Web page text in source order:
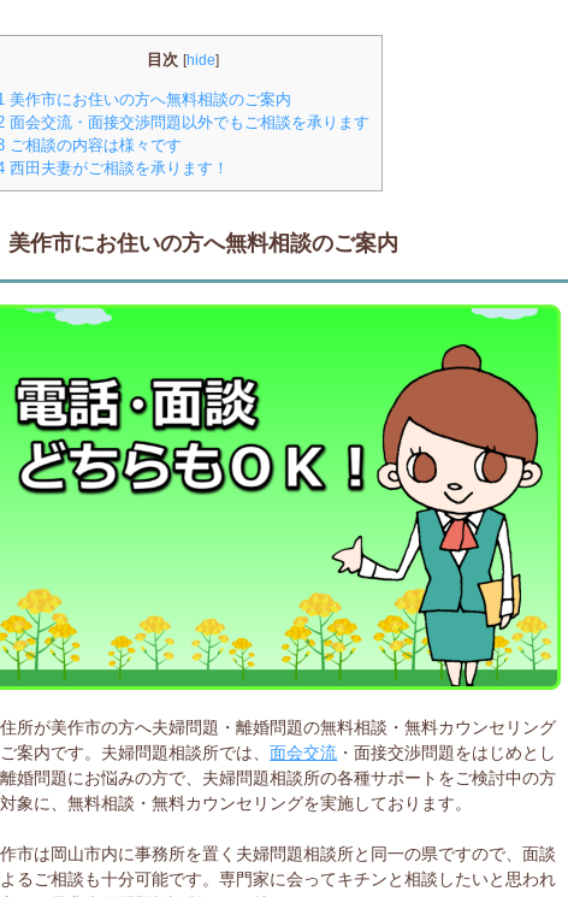
目次 [hide]
美作市にお住いの方へ無料相談のご案内
面会交流・面接交渉問題以外でもご相談を承ります
ご相談の内容は様々です
西田夫妻がご相談を承ります！
美作市にお住いの方へ無料相談のご案内
所が美作市の方へ夫婦問題・離婚問題の無料相談・無料カウンセリング
案内です。夫婦問題相談所では、面会交流 ・面接交渉問題をはじめとし
婚問題にお悩みの方で、夫婦問題相談所の各種サポートをご検討中の方
象に、無料相談・無料カウンセリングを実施しております。
市は岡山市内に事務所を置く夫婦問題相談所と同一の県ですので、面談
るご相談も十分可能です。専門家に会ってキチンと相談したいと思われ